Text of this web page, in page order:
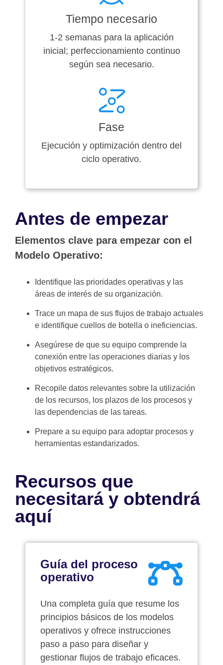
Tiempo necesario
1-2 semanas para la aplicación
inicial; perfeccionamiento continuo
según sea necesario.
Fase
Ejecución y optimización dentro del
ciclo operativo.
Antes de empezar
Elementos clave para empezar con el
Modelo Operativo:
Identifique las prioridades operativas y las
áreas de interés de su organización.
Trace un mapa de sus flujos de trabajo actuales
e identifique cuellos de botella o ineficiencias.
Asegúrese de que su equipo comprende la
conexión entre las operaciones diarias y los
objetivos estratégicos.
Recopile datos relevantes sobre la utilización
de los recursos, los plazos de los procesos y
las dependencias de las tareas.
Prepare a su equipo para adoptar procesos y
herramientas estandarizados.
Recursos que
necesitará y obtendrá
aquí
Guía del proceso
operativo
Una completa guía que resume los
principios básicos de los modelos
operativos y ofrece instrucciones
paso a paso para diseñar y
gestionar flujos de trabajo eficaces.